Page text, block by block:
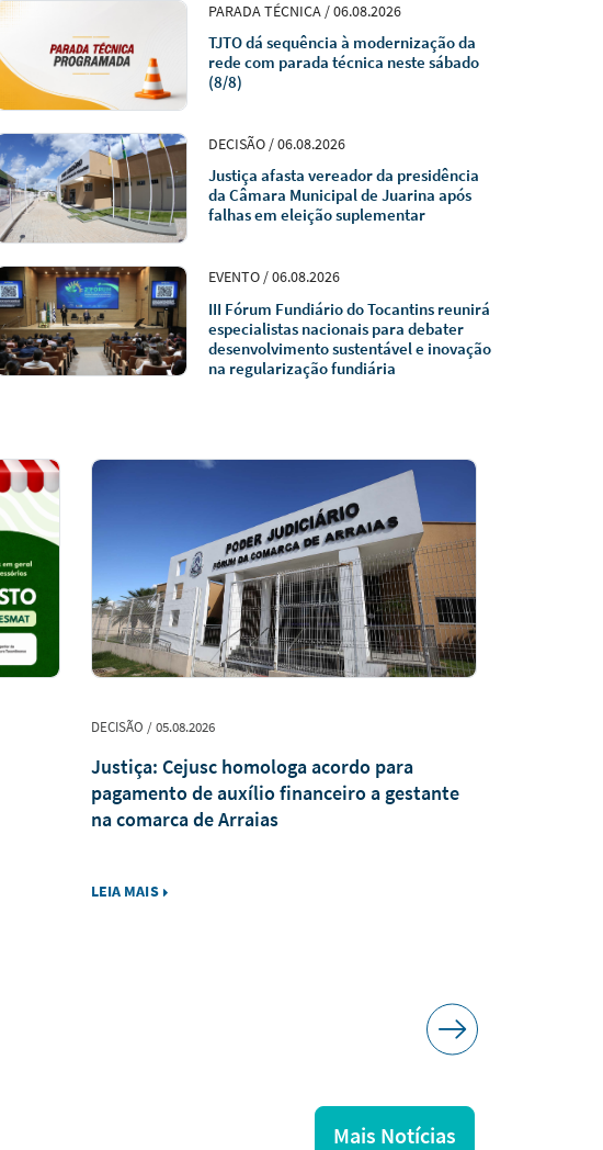
PARADA TÉCNICA / 06.08.2026
TJTO dá sequência à modernização da
rede com parada técnica neste sábado
(8/8)
DECISÃO / 06.08.2026
Justiça afasta vereador da presidência
da Câmara Municipal de Juarina após
falhas em eleição suplementar
EVENTO / 06.08.2026
III Fórum Fundiário do Tocantins reunirá
especialistas nacionais para debater
desenvolvimento sustentável e inovação
na regularização fundiária
DECISÃO / 05.08.2026
Justiça: Cejusc homologa acordo para
pagamento de auxílio financeiro a gestante
na comarca de Arraias
LEIA MAIS
Mais Notícias